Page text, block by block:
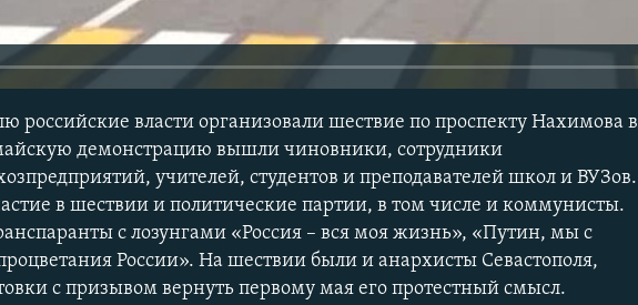
российские власти организовали шествие по проспекту Нахимова в
демонстрацию вышли чиновники, сотрудники
учителей, студентов и преподавателей школ и ВУЗов.
в шествии и политические партии, в том числе и коммунисты.
с лозунгами «Россия – вся моя жизнь», «Путин, мы с
России». На шествии были и анархисты Севастополя,
с призывом вернуть первому мая его протестный смысл.